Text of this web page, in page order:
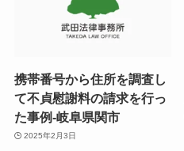
携帯番号から住所を調査し
て不貞慰謝料の請求を行っ
た事例-岐阜県関市
2025年2月3日